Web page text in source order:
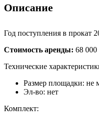
Описание
Год поступления в прокат
Стоимость аренды: 68 000
Технические
Размер площадки: не
Эл-во: нет
Комплект: